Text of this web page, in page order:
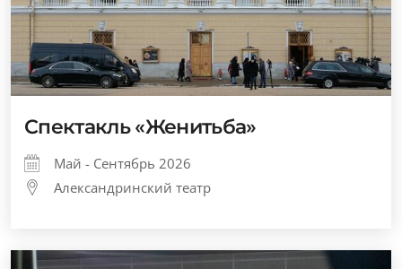
Спектакль «Женитьба»
Май - Сентябрь 2026
Александринский театр